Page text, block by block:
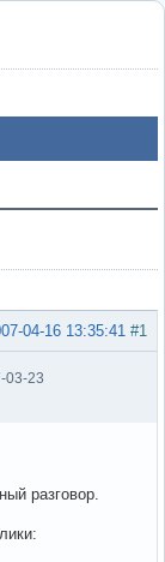
#1
04-16 13:35:41
03-23
разговор.